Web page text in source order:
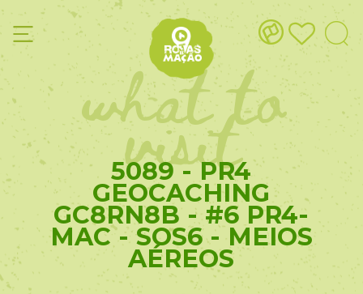
what to
visit
5089 - PR4
GEOCACHING
GC8RN8B - #6 PR4-
MAC - SOS6 - MEIOS
AÉREOS